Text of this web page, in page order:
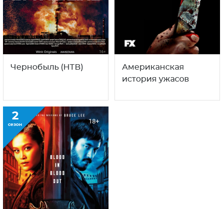
Чернобыль (НТВ)
Американская
история ужасов
2
сезон 18+